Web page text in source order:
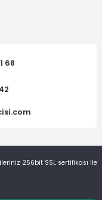
68
256bit SSL sertifikası ile